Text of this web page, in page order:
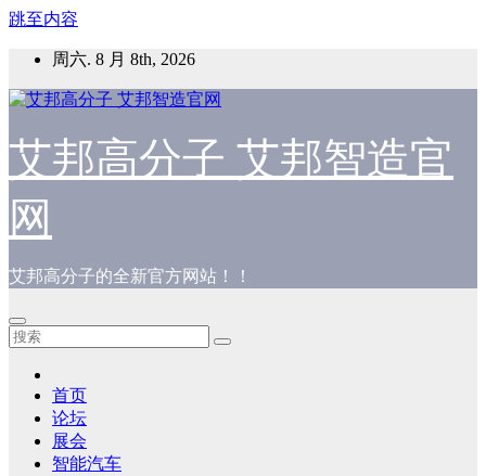
跳至内容
周六. 8 月 8th, 2026
艾邦高分子 艾邦智造官
网
艾邦高分子的全新官方网站！！
首页
论坛
展会
智能汽车